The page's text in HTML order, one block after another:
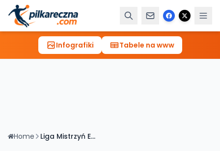
Infografiki Tabele na www
Home Liga Mistrzyń EHF: Brest Bretagne Handball - CSM Bucuresti [SKRÓT MECZU]